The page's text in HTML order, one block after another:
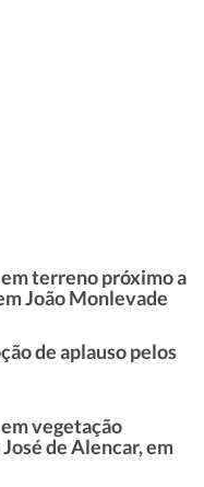
terreno próximo a
João Monlevade
de aplauso pelos
vegetação
de Alencar, em